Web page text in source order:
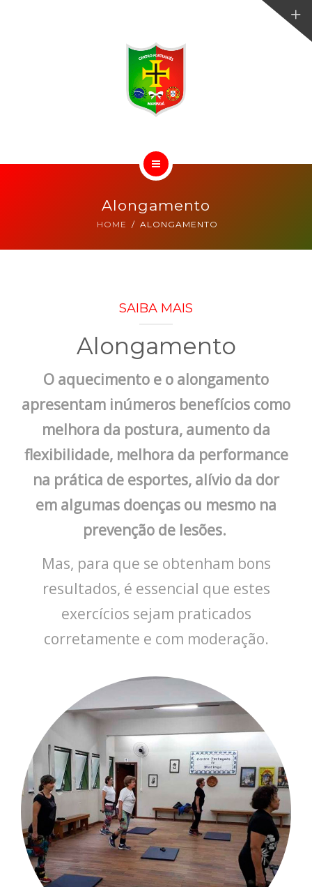
ESTRUTURA
GRUPO FOLCLÓRICO
BLOG
Alongamento
HOME ALONGAMENTO
SAIBA MAIS
Alongamento
O aquecimento e o alongamento
apresentam inúmeros benefícios como
melhora da postura, aumento da
flexibilidade, melhora da performance
na prática de esportes, alívio da dor
em algumas doenças ou mesmo na
prevenção de lesões.
Mas, para que se obtenham bons
resultados, é essencial que estes
exercícios sejam praticados
corretamente e com moderação.